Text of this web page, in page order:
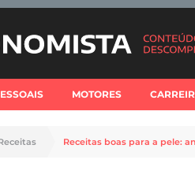
MOTORES
Receitas boas para a pele: